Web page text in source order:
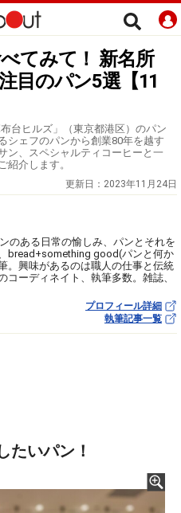
てみて！ 新名所
目のパン5選【11
台ヒルズ」（東京都港区）のパン
シェフのパンから創業80年を越す
ン、スペシャルティコーヒーと一
紹介します。
更新日： 2023年11月24日
のある日常の愉しみ、パンとそれを
bread+something good(パンと何か
。興味があるのは職人の仕事と伝統
コーディネイト、執筆多数。雑誌、
プロフィール詳細
執筆記事一覧
たいパン！